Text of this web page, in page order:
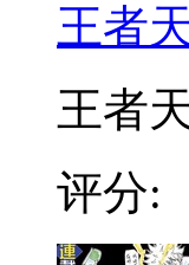
王者
王者
评分: